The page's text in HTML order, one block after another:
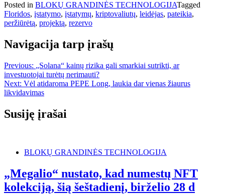
Posted in BLOKŲ GRANDINĖS TECHNOLOGIJATagged
Floridos, įstatymo, įstatymų, kriptovaliutų, leidėjas, pateikia,
peržiūrėtą, projektą, rezervo
Navigacija tarp įrašų
Previous: „Solana“ kainų rizika gali smarkiai sutrikti, ar
investuotojai turėtų nerimauti?
Next: Vėl atidaroma PEPE Long, laukia dar vienas žiaurus
likvidavimas
Susiję įrašai
BLOKŲ GRANDINĖS TECHNOLOGIJA
„Megalio“ nustato, kad numestų NFT
kolekciją, šią šeštadienį, birželio 28 d